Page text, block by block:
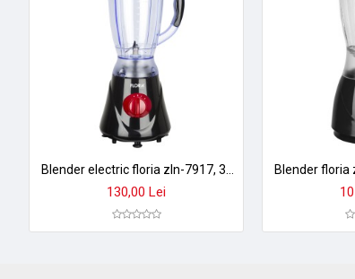
➤ Ideal pentru: Salate rapide, prepararea legumelor
Alege calitatea Zilan- brand de încredere cu design
Blender electric floria zln-7917, 300w, 1.6l - negru, performanta profesionala
130,00 Lei